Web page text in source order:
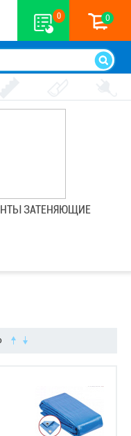
0 0
ЗАТЕНЯЮЩИЕ